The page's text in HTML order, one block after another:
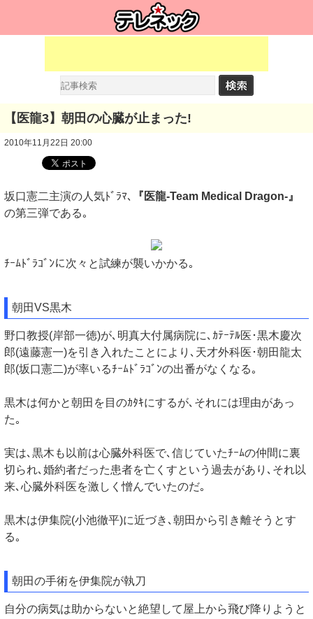
【医龍3】朝田の心臓が止まった!
2010年11月22日 20:00
坂口憲二主演の人気ﾄﾞﾗﾏ､
『医龍-Team Medical Dragon-』
の第三弾である｡
ﾁｰﾑﾄﾞﾗｺﾞﾝに次々と試練が襲いかかる｡
朝田VS黒木
野口教授(岸部一徳)が､明真大付属病院に､ｶﾃｰﾃﾙ医･黒木慶次
郎(遠藤憲一)を引き入れたことにより､天才外科医･朝田龍太
郎(坂口憲二)が率いるﾁｰﾑﾄﾞﾗｺﾞﾝの出番がなくなる｡
黒木は何かと朝田を目のｶﾀｷにするが､それには理由があっ
た｡
実は､黒木も以前は心臓外科医で､信じていたﾁｰﾑの仲間に裏
切られ､婚約者だった患者を亡くすという過去があり､それ以
来､心臓外科医を激しく憎んでいたのだ｡
黒木は伊集院(小池徹平)に近づき､朝田から引き離そうとす
る｡
朝田の手術を伊集院が執刀
自分の病気は助からないと絶望して屋上から飛び降りようと